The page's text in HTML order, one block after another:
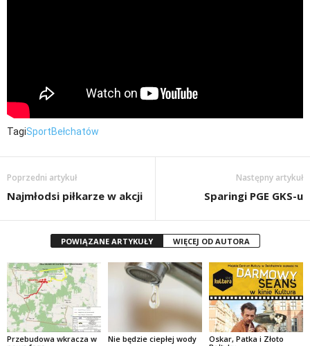
TagiSportBełchatów
Poprzedni artykuł
Najmłodsi piłkarze w akcji
Następny artykuł
Sparingi PGE GKS-u
POWIĄZANE ARTYKUŁY WIĘCEJ OD AUTORA
Przebudowa wkracza w
Nie będzie ciepłej wody
Oskar, Patka i Złoto